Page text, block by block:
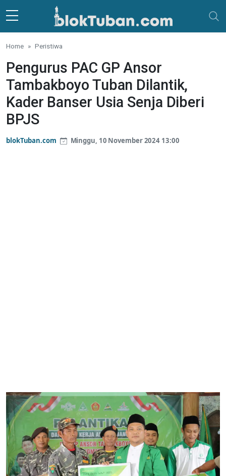
Skip to main content
Home Peristiwa
Pengurus PAC GP Ansor
Tambakboyo Tuban Dilantik,
Kader Banser Usia Senja Diberi
BPJS
blokTuban.com Minggu, 10 November 2024 13:00